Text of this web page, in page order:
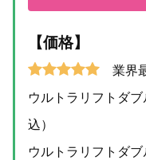
【価格】
業界
ウルトラリフトダ
込）
ウルトラリフトダ